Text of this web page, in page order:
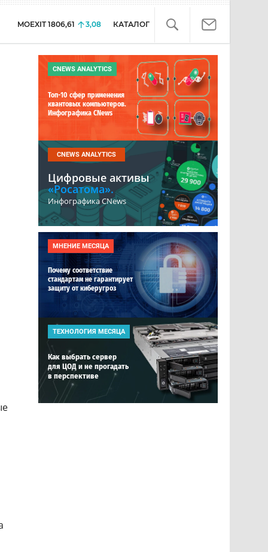
MOEXIT 1806,61 3,08 КАТАЛОГ
CNEWS ANALYTICS
Топ-10 сфер применения
квантовых компьютеров.
Инфографика CNews
CNEWS ANALYTICS
Цифровые активы
«Росатома».
Инфографика CNews
МНЕНИЕ МЕСЯЦА
Почему соответствие
стандартам не гарантирует
защиту от киберугроз
ТЕХНОЛОГИЯ МЕСЯЦА
Как выбрать сервер
для ЦОД и не прогадать
в перспективе